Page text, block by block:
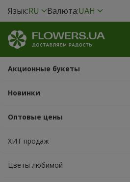
Язык:RU Валюта:UAH
Акционные букеты
Новинки
Оптовые цены
ХИТ продаж
Цветы любимой